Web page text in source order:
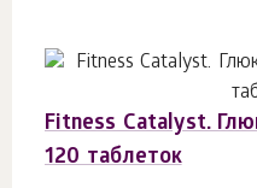
Fitness Catalyst.
120 таблеток